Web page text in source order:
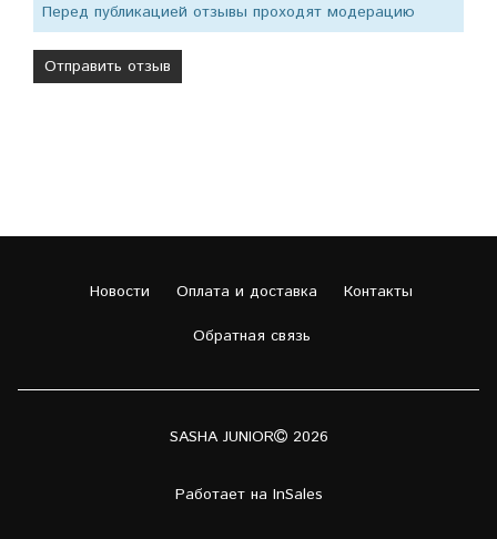
Перед публикацией отзывы проходят модерацию
Новости Оплата и доставка
Контакты
Обратная связь
SASHA JUNIOR 2026
Работает на InSales